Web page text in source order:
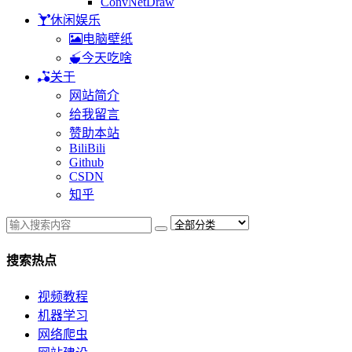
休闲娱乐
电脑壁纸
今天吃啥
关于
网站简介
给我留言
赞助本站
BiliBili
Github
CSDN
知乎
搜索热点
视频教程
机器学习
网络爬虫